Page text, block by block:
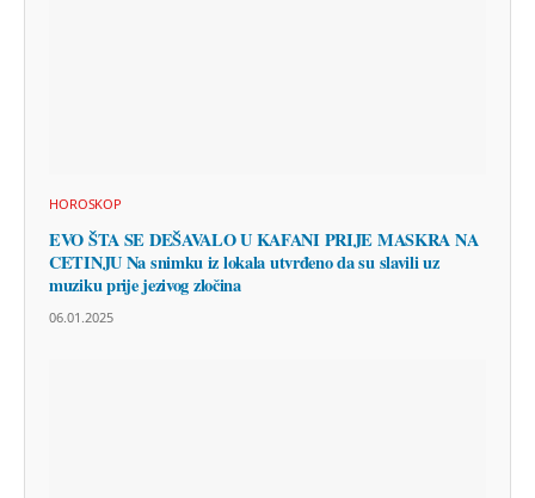
HOROSKOP
EVO ŠTA SE DEŠAVALO U KAFANI PRIJE MASKRA NA
CETINJU Na snimku iz lokala utvrđeno da su slavili uz
muziku prije jezivog zločina
06.01.2025